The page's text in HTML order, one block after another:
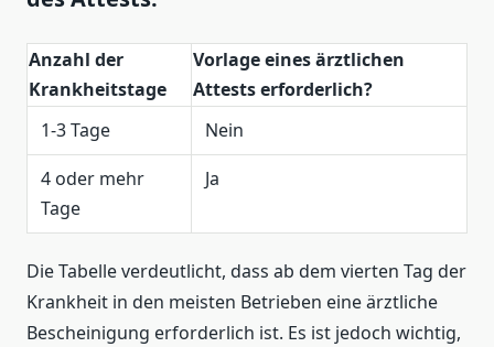
Anzahl der
Krankheitstage
Vorlage eines ärztlichen
Attests erforderlich?
1-3 Tage
Nein
4 oder mehr
Tage
Ja
Die Tabelle verdeutlicht, dass ab dem vierten Tag der
Krankheit in den meisten Betrieben eine ärztliche
Bescheinigung erforderlich ist. Es ist jedoch wichtig,